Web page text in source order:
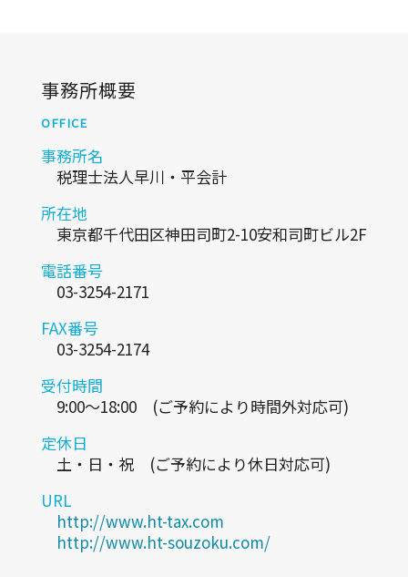
事務所概要
OFFICE
事務所名
税理士法人早川・平会計
所在地
東京都千代田区神田司町2-10安和司町ビル2F
電話番号
03-3254-2171
FAX番号
03-3254-2174
受付時間
9:00～18:00 (ご予約により時間外対応可)
定休日
土・日・祝 (ご予約により休日対応可)
URL
http://www.ht-tax.com
http://www.ht-souzoku.com/